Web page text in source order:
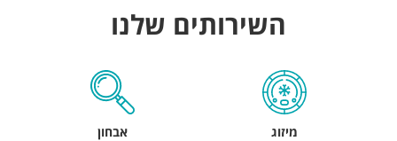
השירותים שלנו
מיזוג אבחון